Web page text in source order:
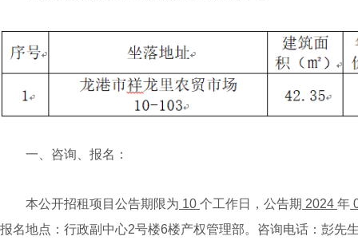
一、咨询、报名：
本公开招租项目公告期限为 10 个工作日，公告期 2024 年
报名地点：行政副中心2号楼6楼产权管理部。咨询电话：彭先